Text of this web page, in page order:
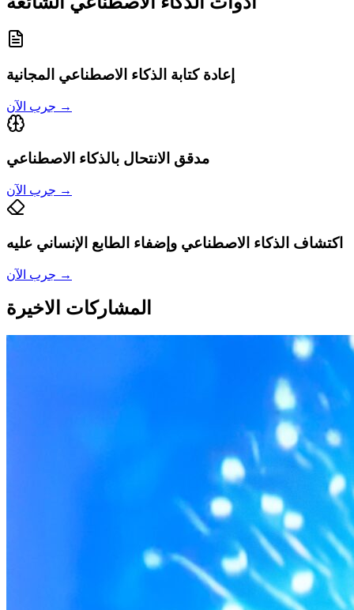
إعادة كتابة الذكاء الاصطناعي المجانية
جرب الآن →
مدقق الانتحال بالذكاء الاصطناعي
جرب الآن →
اكتشاف الذكاء الاصطناعي وإضفاء الطابع الإنساني عليه
جرب الآن →
المشاركات الاخيرة